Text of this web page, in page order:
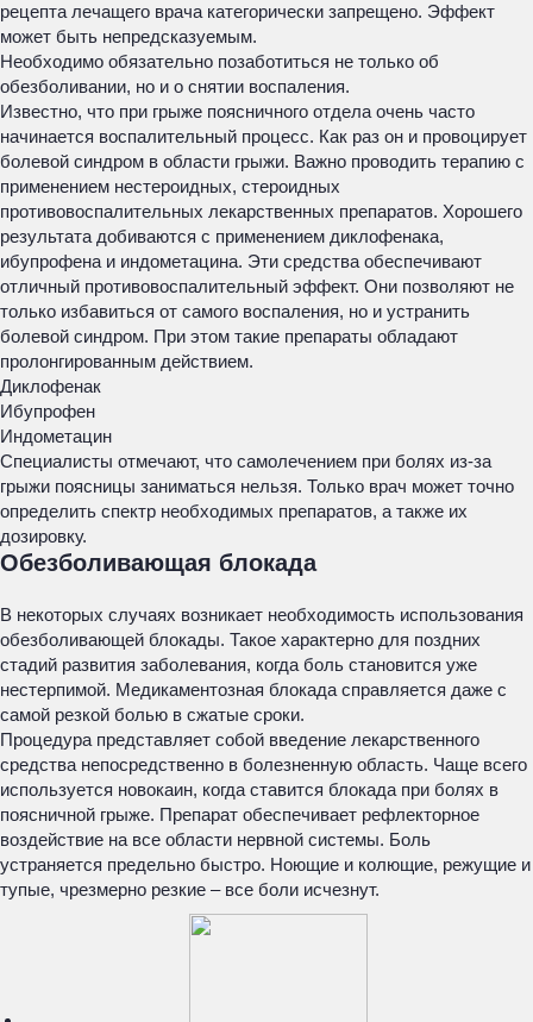
рецепта лечащего врача категорически запрещено. Эффект
может быть непредсказуемым.
Необходимо обязательно позаботиться не только об
обезболивании, но и о снятии воспаления.
Известно, что при грыже поясничного отдела очень часто
начинается воспалительный процесс. Как раз он и провоцирует
болевой синдром в области грыжи. Важно проводить терапию с
применением нестероидных, стероидных
противовоспалительных лекарственных препаратов. Хорошего
результата добиваются с применением диклофенака,
ибупрофена и индометацина. Эти средства обеспечивают
отличный противовоспалительный эффект. Они позволяют не
только избавиться от самого воспаления, но и устранить
болевой синдром. При этом такие препараты обладают
пролонгированным действием.
Диклофенак
Ибупрофен
Индометацин
Специалисты отмечают, что самолечением при болях из-за
грыжи поясницы заниматься нельзя. Только врач может точно
определить спектр необходимых препаратов, а также их
дозировку.
Обезболивающая блокада
В некоторых случаях возникает необходимость использования
обезболивающей блокады. Такое характерно для поздних
стадий развития заболевания, когда боль становится уже
нестерпимой. Медикаментозная блокада справляется даже с
самой резкой болью в сжатые сроки.
Процедура представляет собой введение лекарственного
средства непосредственно в болезненную область. Чаще всего
используется новокаин, когда ставится блокада при болях в
поясничной грыже. Препарат обеспечивает рефлекторное
воздействие на все области нервной системы. Боль
устраняется предельно быстро. Ноющие и колющие, режущие и
тупые, чрезмерно резкие – все боли исчезнут.